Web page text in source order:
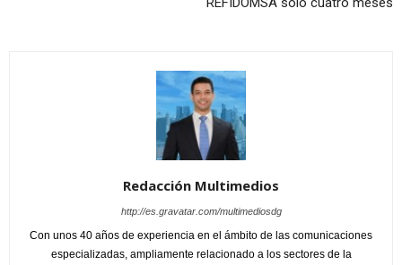
Redacción Multimedios
http://es.gravatar.com/multimediosdg
Con unos 40 años de experiencia en el ámbito de las comunicaciones
especializadas, ampliamente relacionado a los sectores de la